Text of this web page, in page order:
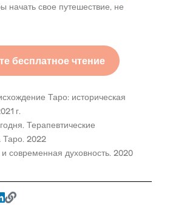
начать свое путешествие, не
бесплатное чтение
Таро: историческая
г.
Терапевтические
Таро. 2022
современная духовность. 2020